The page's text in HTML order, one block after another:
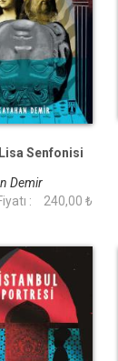
Senfonisi
Demir
:
240,00 ₺